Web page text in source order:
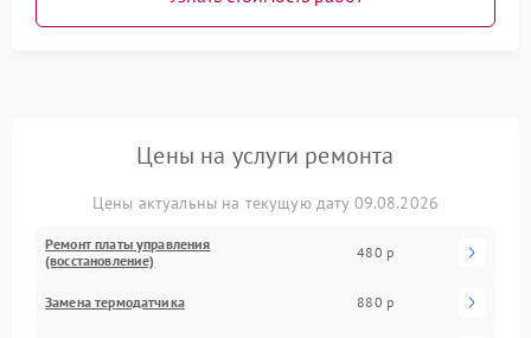
Цены на услуги ремонта
Цены актуальны на текущую дату 09.08.2026
Ремонт платы управления
(восстановление)
480 р
Замена термодатчика 880 р